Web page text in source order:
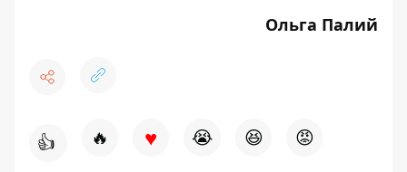
Ольга Палий
👍 🔥 ♥ 😭 😆 😡